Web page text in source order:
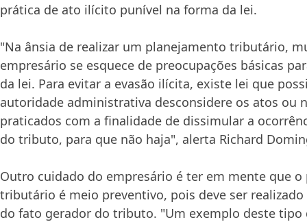
prática de ato ilícito punível na forma da lei.
"Na ânsia de realizar um planejamento tributário,
empresário se esquece de preocupações básicas
da lei. Para evitar a evasão ilícita, existe lei que
autoridade administrativa desconsidere os atos ou
praticados com a finalidade de dissimular a
do tributo, para que não haja", alerta Richard
Outro cuidado do empresário é ter em mente que
tributário é meio preventivo, pois deve ser
do fato gerador do tributo. "Um exemplo deste tipo